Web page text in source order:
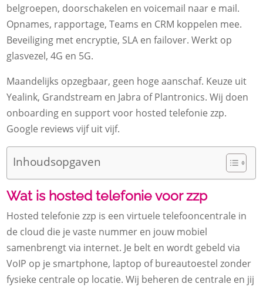
belgroepen, doorschakelen en voicemail naar e mail.
Opnames, rapportage, Teams en CRM koppelen mee.
Beveiliging met encryptie, SLA en failover. Werkt op
glasvezel, 4G en 5G.
Maandelijks opzegbaar, geen hoge aanschaf. Keuze uit
Yealink, Grandstream en Jabra of Plantronics. Wij doen
onboarding en support voor hosted telefonie zzp.
Google reviews vijf uit vijf.
Inhoudsopgaven
Wat is hosted telefonie voor zzp
Hosted telefonie zzp is een virtuele telefooncentrale in
de cloud die je vaste nummer en jouw mobiel
samenbrengt via internet. Je belt en wordt gebeld via
VoIP op je smartphone, laptop of bureautoestel zonder
fysieke centrale op locatie. Wij beheren de centrale en jij